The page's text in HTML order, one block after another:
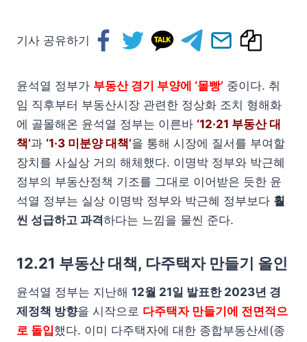
기사 공유하기
윤석열 정부가 부동산 경기 부양에 ‘몰빵’ 중이다. 취
임 직후부터 부동산시장 관련한 정상화 조치 형해화
에 골몰해온 윤석열 정부는 이른바 ‘12·21 부동산 대
책’과 ‘1·3 미분양 대책’을 통해 시장에 질서를 부여할
장치를 사실상 거의 해체했다. 이명박 정부와 박근혜
정부의 부동산정책 기조를 그대로 이어받은 듯한 윤
석열 정부는 실상 이명박 정부와 박근혜 정부보다 훨
씬 성급하고 과격하다는 느낌을 물씬 준다.
12.21 부동산 대책, 다주택자 만들기 올인
윤석열 정부는 지난해 12월 21일 발표한 2023년 경
제정책 방향을 시작으로 다주택자 만들기에 전면적으
로 돌입했다. 이미 다주택자에 대한 종합부동산세(종